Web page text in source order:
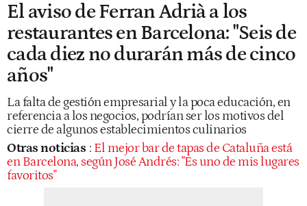
El aviso de Ferran Adrià a los
restaurantes en Barcelona: "Seis de
cada diez no durarán más de cinco
años"
La falta de gestión empresarial y la poca educación, en
referencia a los negocios, podrían ser los motivos del
cierre de algunos establecimientos culinarios
Otras noticias : El mejor bar de tapas de Cataluña está
en Barcelona, según José Andrés: "Es uno de mis lugares
favoritos"